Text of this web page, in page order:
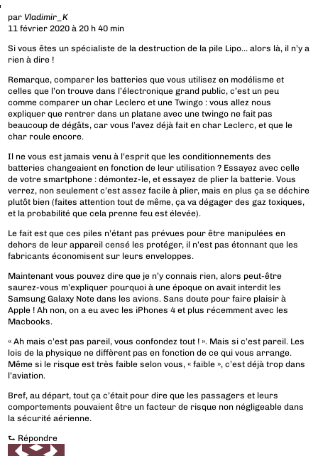
parVladimir_K
11 février 2020 à 20 h 40 min
Si vous êtes un spécialiste de la destruction de la pile Lipo… alors là, il n’y a
rien à dire !
Remarque, comparer les batteries que vous utilisez en modélisme et
celles que l’on trouve dans l’électronique grand public, c’est un peu
comme comparer un char Leclerc et une Twingo : vous allez nous
expliquer que rentrer dans un platane avec une twingo ne fait pas
beaucoup de dégâts, car vous l’avez déjà fait en char Leclerc, et que le
char roule encore.
Il ne vous est jamais venu à l’esprit que les conditionnements des
batteries changeaient en fonction de leur utilisation ? Essayez avec celle
de votre smartphone : démontez-le, et essayez de plier la batterie. Vous
verrez, non seulement c’est assez facile à plier, mais en plus ça se déchire
plutôt bien (faites attention tout de même, ça va dégager des gaz toxiques,
et la probabilité que cela prenne feu est élevée).
Le fait est que ces piles n’étant pas prévues pour être manipulées en
dehors de leur appareil censé les protéger, il n’est pas étonnant que les
fabricants économisent sur leurs enveloppes.
Maintenant vous pouvez dire que je n’y connais rien, alors peut-être
saurez-vous m’expliquer pourquoi à une époque on avait interdit les
Samsung Galaxy Note dans les avions. Sans doute pour faire plaisir à
Apple ! Ah non, on a eu avec les iPhones 4 et plus récemment avec les
Macbooks.
« Ah mais c’est pas pareil, vous confondez tout ! ». Mais si c’est pareil. Les
lois de la physique ne diffèrent pas en fonction de ce qui vous arrange.
Même si le risque est très faible selon vous, « faible », c’est déjà trop dans
l’aviation.
Bref, au départ, tout ça c’était pour dire que les passagers et leurs
comportements pouvaient être un facteur de risque non négligeable dans
la sécurité aérienne.
⮑ Répondre